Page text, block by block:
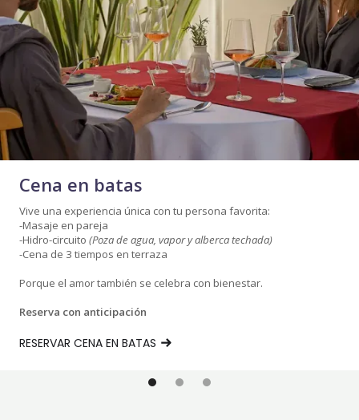
Cena en batas
Vive una experiencia única con tu persona favorita:
-Masaje en pareja
-Hidro-circuito (Poza de agua, vapor y alberca techada)
-Cena de 3 tiempos en terraza
Porque el amor también se celebra con bienestar.
Reserva con anticipación
RESERVAR CENA EN BATAS